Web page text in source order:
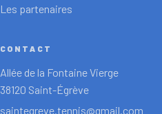
Les partenaires
CONTACT
Allée de la Fontaine Vierge
38120 Saint-Égrève
saintegreve.tennis@gmail.com